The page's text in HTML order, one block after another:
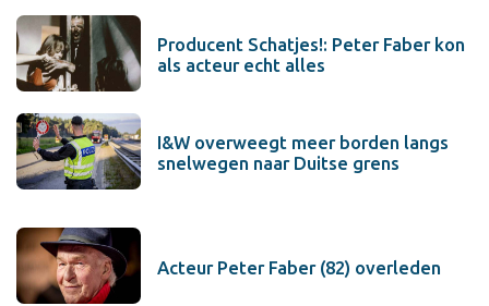
Producent Schatjes!: Peter Faber kon
als acteur echt alles
I&W overweegt meer borden langs
snelwegen naar Duitse grens
Acteur Peter Faber (82) overleden